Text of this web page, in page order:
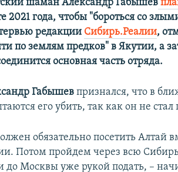
шаман Александр Габышев
2021 года, чтобы "бороться со
редакции Сибирь.Реалии,
по землям предков" в Якутии, а
основная часть отряда.
Габышевпризнался, что в
его убить, так как он не
обязательно посетить Алтай
Потом пройдем через всю
до Москвы уже рукой подать, –